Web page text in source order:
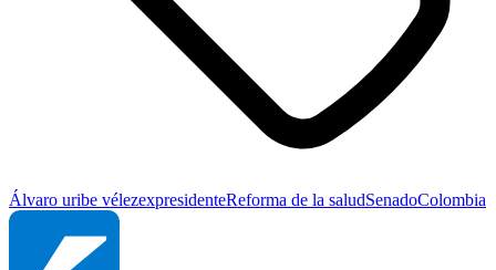
Álvaro uribe vélezexpresidenteReforma de la saludSenadoColombia